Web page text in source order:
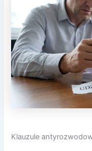
Klauzule